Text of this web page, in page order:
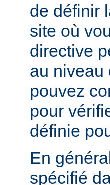
de définir
site où
directive
au niveau
pouvez
pour
définie
En
spécifié